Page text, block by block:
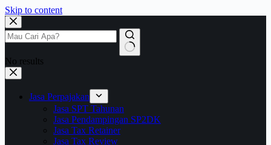
Skip to content
No results
Jasa Perpajakan
Jasa SPT Tahunan
Jasa Pendampingan SP2DK
Jasa Tax Retainer
Jasa Tax Review